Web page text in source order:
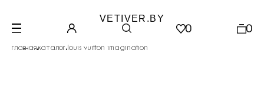
VETIVER.BY
0 0
главная.каталог.louis vuitton imagination